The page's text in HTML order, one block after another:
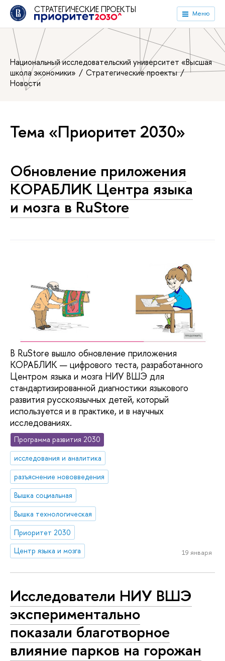
СТРАТЕГИЧЕСКИЕ ПРОЕКТЫ Меню
Национальный исследовательский университет «Высшая
школа экономики»
Стратегические проекты
Новости
Тема «Приоритет 2030»
Обновление приложения
КОРАБЛИК Центра языка
и мозга в RuStore
В RuStore вышло обновление приложения
КОРАБЛИК — цифрового теста, разработанного
Центром языка и мозга НИУ ВШЭ для
стандартизированной диагностики языкового
развития русскоязычных детей, который
используется и в практике, и в научных
исследованиях.
Программа развития 2030
исследования и аналитика
разъяснение нововведения
Вышка социальная
Вышка технологическая
Приоритет 2030
Центр языка и мозга
19 января
Исследователи НИУ ВШЭ
экспериментально
показали благотворное
влияние парков на горожан